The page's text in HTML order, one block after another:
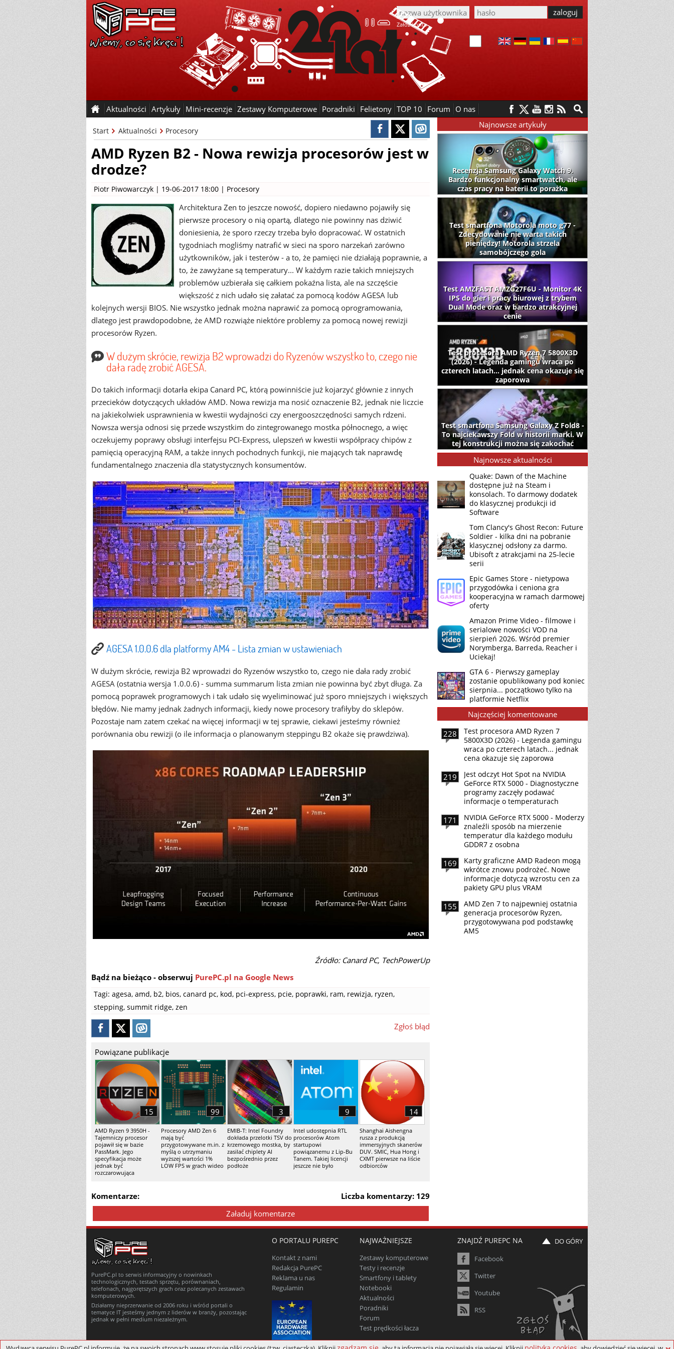
Załóż konto
Aktualności Artykuły Mini-recenzje Zestawy Komputerowe Poradniki Felietony TOP 10 Forum O nas
Start Aktualności Procesory
AMD Ryzen B2 - Nowa rewizja procesorów jest w
drodze?
Piotr Piwowarczyk | 19-06-2017 18:00 | Procesory
Architektura Zen to jeszcze nowość, dopiero niedawno pojawiły się
pierwsze procesory o nią opartą, dlatego nie powinny nas dziwić
doniesienia, że sporo rzeczy trzeba było dopracować. W ostatnich
tygodniach mogliśmy natrafić w sieci na sporo narzekań zarówno
użytkowników, jak i testerów - a to, że pamięci nie działają poprawnie, a
to, że zawyżane są temperatury... W każdym razie takich mniejszych
problemów uzbierała się całkiem pokaźna lista, ale na szczęście
większość z nich udało się załatać za pomocą kodów AGESA lub
kolejnych wersji BIOS. Nie wszystko jednak można naprawić za pomocą oprogramowania,
dlatego jest prawdopodobne, że AMD rozwiąże niektóre problemy za pomocą nowej rewizji
procesorów Ryzen.
W dużym skrócie, rewizja B2 wprowadzi do Ryzenów wszystko to, czego nie
dała radę zrobić AGESA.
Do takich informacji dotarła ekipa Canard PC, którą powinniście już kojarzyć głównie z innych
przecieków dotyczących układów AMD. Nowa rewizja ma nosić oznaczenie B2, jednak nie liczcie
na jakiekolwiek usprawnienia w kwestii wydajności czy energooszczędności samych rdzeni.
Nowsza wersja odnosi się przede wszystkim do zintegrowanego mostka północnego, a więc
oczekujemy poprawy obsługi interfejsu PCI-Express, ulepszeń w kwestii współpracy chipów z
pamięcią operacyjną RAM, a także innych pochodnych funkcji, nie mających tak naprawdę
fundamentalnego znaczenia dla statystycznych konsumentów.
AGESA 1.0.0.6 dla platformy AM4 - Lista zmian w ustawieniach
W dużym skrócie, rewizja B2 wprowadzi do Ryzenów wszystko to, czego nie dała rady zrobić
AGESA (ostatnia wersja 1.0.0.6) - summa summarum lista zmian nie powinna być zbyt długa. Za
pomocą poprawek programowych i tak udało się wyeliminować już sporo mniejszych i większych
błędów. Nie mamy jednak żadnych informacji, kiedy nowe procesory trafiłyby do sklepów.
Pozostaje nam zatem czekać na więcej informacji w tej sprawie, ciekawi jesteśmy również
porównania obu rewizji (o ile informacja o planowanym steppingu B2 okaże się prawdziwa).
Źródło: Canard PC, TechPowerUp
Bądź na bieżąco - obserwuj PurePC.pl na Google News
Tagi: agesa, amd, b2, bios, canard pc, kod, pci-express, pcie, poprawki, ram, rewizja, ryzen,
stepping, summit ridge, zen
Zgłoś błąd
Powiązane publikacje
AMD Ryzen 9 3950H -
Tajemniczy procesor
pojawił się w bazie
PassMark. Jego
specyfikacja może
jednak być
rozczarowująca
15
Procesory AMD Zen 6
mają być
przygotowywane m.in. z
myślą o utrzymaniu
wyższej wartości 1%
LOW FPS w grach wideo
99
EMIB-T: Intel Foundry
dokłada przelotki TSV do
krzemowego mostka, by
zasilać chiplety AI
bezpośrednio przez
podłoże
3
Intel udostępnia RTL
procesorów Atom
startupowi
powiązanemu z Lip-Bu
Tanem. Takiej licencji
jeszcze nie było
9
Shanghai Aishengna
rusza z produkcją
immersyjnych skanerów
DUV. SMIC, Hua Hong i
CXMT pierwsze na liście
odbiorców
14
Liczba komentarzy: 129
Komentarze:
Załaduj komentarze
Najnowsze artykuły
Recenzja Samsung Galaxy Watch 9.
Bardzo funkcjonalny smartwatch, ale
czas pracy na baterii to porażka
Test smartfona Motorola moto g77 -
Zdecydowanie nie warta takich
pieniędzy! Motorola strzela
samobójczego gola
Test AMZFAST AMZG27F6U - Monitor 4K
IPS do gier i pracy biurowej z trybem
Dual Mode oraz w bardzo atrakcyjnej
cenie
Test procesora AMD Ryzen 7 5800X3D
(2026) - Legenda gamingu wraca po
czterech latach... jednak cena okazuje się
zaporowa
Test smartfona Samsung Galaxy Z Fold8 -
To najciekawszy Fold w historii marki. W
tej konstrukcji można się zakochać
Najnowsze aktualności
Quake: Dawn of the Machine
dostępne już na Steam i
konsolach. To darmowy dodatek
do klasycznej produkcji id
Software
Tom Clancy's Ghost Recon: Future
Soldier - kilka dni na pobranie
klasycznej odsłony za darmo.
Ubisoft z atrakcjami na 25-lecie
serii
Epic Games Store - nietypowa
przygodówka i ceniona gra
kooperacyjna w ramach darmowej
oferty
Amazon Prime Video - filmowe i
serialowe nowości VOD na
sierpień 2026. Wśród premier
Norymberga, Barreda, Reacher i
Uciekaj!
GTA 6 - Pierwszy gameplay
zostanie opublikowany pod koniec
sierpnia... początkowo tylko na
platformie Netflix
Najczęściej komentowane
228
Test procesora AMD Ryzen 7
5800X3D (2026) - Legenda gamingu
wraca po czterech latach... jednak
cena okazuje się zaporowa
219
Jest odczyt Hot Spot na NVIDIA
GeForce RTX 5000 - Diagnostyczne
programy zaczęły podawać
informacje o temperaturach
171
NVIDIA GeForce RTX 5000 - Moderzy
znaleźli sposób na mierzenie
temperatur dla każdego modułu
GDDR7 z osobna
169
Karty graficzne AMD Radeon mogą
wkrótce znowu podrożeć. Nowe
informacje dotyczą wzrostu cen za
pakiety GPU plus VRAM
155
AMD Zen 7 to najpewniej ostatnia
generacja procesorów Ryzen,
przygotowywana pod podstawkę
AM5
PurePC.pl to serwis informacyjny o nowinkach
technologicznych, testach sprzętu, porównaniach,
telefonach, najgorętszych grach oraz polecanych zestawach
komputerowych.
Działamy nieprzerwanie od 2006 roku i wśród portali o
tematyce IT jesteśmy jednym z liderów w branży, pozostając
jednak w pełni medium niezależnym.
O PORTALU PUREPC
Kontakt z nami
Redakcja PurePC
Reklama u nas
Regulamin
NAJWAŻNIEJSZE
Zestawy komputerowe
Testy i recenzje
Smartfony i tablety
Notebooki
Aktualności
Poradniki
Forum
Test prędkości łacza
ZNAJDŹ PUREPC NA
Facebook
Twitter
Youtube
RSS
DO GÓRY